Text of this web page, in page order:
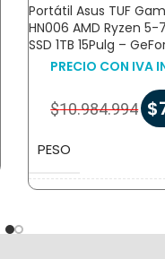
Portátil Asus TUF
HN006 AMD Ryzen 5-
SSD 1TB 15Pulg –
PRECIO CON IVA
$10.984.994 $
PESO